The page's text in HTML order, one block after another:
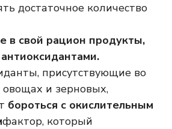
достаточное количество
в свой рацион продукты,
присутствующие во
овощах и зерновых,
бороться с окислительным
фактор, который